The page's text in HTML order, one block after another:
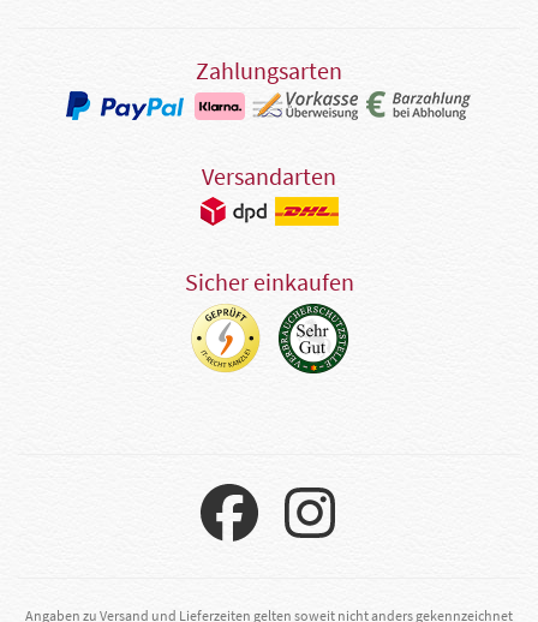
Zahlungsarten
Versandarten
Sicher einkaufen
Angaben zu Versand und Lieferzeiten gelten soweit nicht anders gekennzeichnet